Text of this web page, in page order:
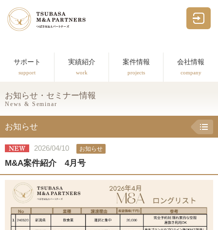
つばさM&Aパー
サポート
support
実績紹介
work
案件情報
projects
会社情報
company
お知らせ・セミナー情報
News & Seminar
お知らせ
2026/04/10 お知らせ
M&A案件紹介 4月号